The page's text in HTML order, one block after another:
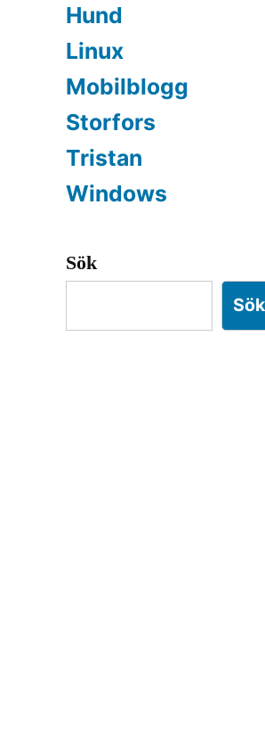
Hund
Linux
Mobilblogg
Storfors
Tristan
Windows
Sök
Sök